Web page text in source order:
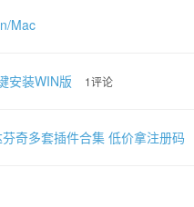
Mac
安装WIN版 1评论
奇多套插件合集 低价拿注册码